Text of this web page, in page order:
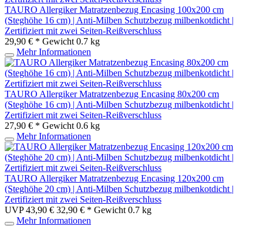
TAURO Allergiker Matratzenbezug Encasing 100x200 cm
(Steghöhe 16 cm) | Anti-Milben Schutzbezug milbenkotdicht |
Zertifiziert mit zwei Seiten-Reißverschluss
29,90 € * Gewicht 0.7 kg
Mehr Informationen
TAURO Allergiker Matratzenbezug Encasing 80x200 cm
(Steghöhe 16 cm) | Anti-Milben Schutzbezug milbenkotdicht |
Zertifiziert mit zwei Seiten-Reißverschluss
27,90 € * Gewicht 0.6 kg
Mehr Informationen
TAURO Allergiker Matratzenbezug Encasing 120x200 cm
(Steghöhe 20 cm) | Anti-Milben Schutzbezug milbenkotdicht |
Zertifiziert mit zwei Seiten-Reißverschluss
UVP 43,90 € 32,90 € * Gewicht 0.7 kg
Mehr Informationen